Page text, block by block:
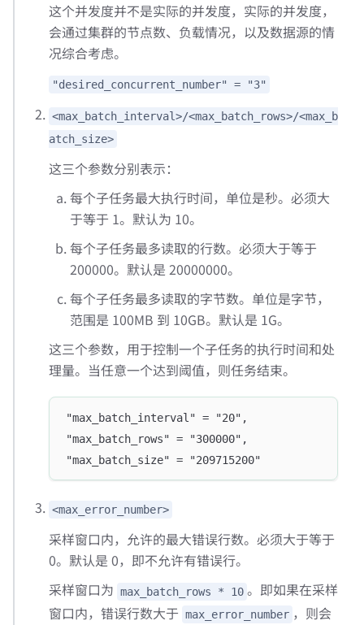
这个并发度并不是实际的并发度，实际的并发度，
会通过集群的节点数、负载情况，以及数据源的情
况综合考虑。
"desired_concurrent_number" = "3"
<max_batch_interval>/<max_batch_rows>/<max_b
atch_size>
这三个参数分别表示：
每个子任务最大执行时间，单位是秒。必须大
于等于 1。默认为 10。
每个子任务最多读取的行数。必须大于等于
200000。默认是 20000000。
每个子任务最多读取的字节数。单位是字节，
范围是 100MB 到 10GB。默认是 1G。
这三个参数，用于控制一个子任务的执行时间和处
理量。当任意一个达到阈值，则任务结束。
"max_batch_interval" = "20",
"max_batch_rows" = "300000",
"max_batch_size" = "209715200"
<max_error_number>
采样窗口内，允许的最大错误行数。必须大于等于
0。默认是 0，即不允许有错误行。
采样窗口为 max_batch_rows * 10 。即如果在采样
窗口内，错误行数大于 max_error_number ，则会